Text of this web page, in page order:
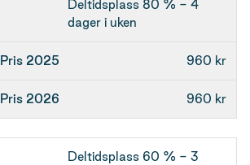
Deltidsplass 80 % - 4
dager i uken
960 kr
960 kr
Deltidsplass 60 % - 3